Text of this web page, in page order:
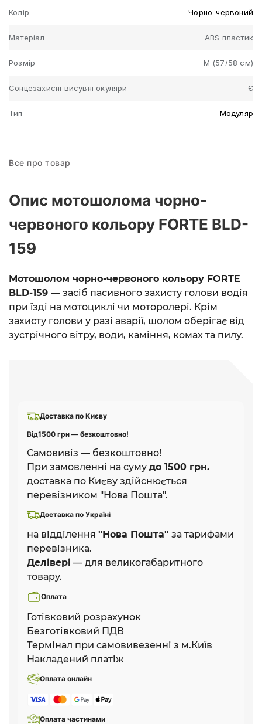
Колір Чорно-червоний
Матеріал ABS пластик
Розмір M (57/58 см)
Сонцезахисні висувні окуляри Є
Тип Модуляр
Доставка по Києву
Від1500 грн — безкоштовно!
Самовивіз — безкоштовно!
При замовленні на суму до 1500 грн.
доставка по Києву здійснюється
перевізником "Нова Пошта".
Доставка по Україні
на відділення "Нова Пошта" за тарифами
перевізника.
Делівері — для великогабаритного
товару.
Оплата
Готівковий розрахунок
Безготівковий ПДВ
Термінал при самовивезенні з м.Київ
Накладений платіж
Оплата онлайн
Оплата частинами
Все про товар
Опис мотошолома чорно-
червоного кольору FORTE BLD-
159
Мотошолом чорно-червоного кольору FORTE
BLD-159 — засіб пасивного захисту голови водія
при їзді на мотоциклі чи моторолері. Крім
захисту голови у разі аварії, шолом оберігає від
зустрічного вітру, води, каміння, комах та пилу.